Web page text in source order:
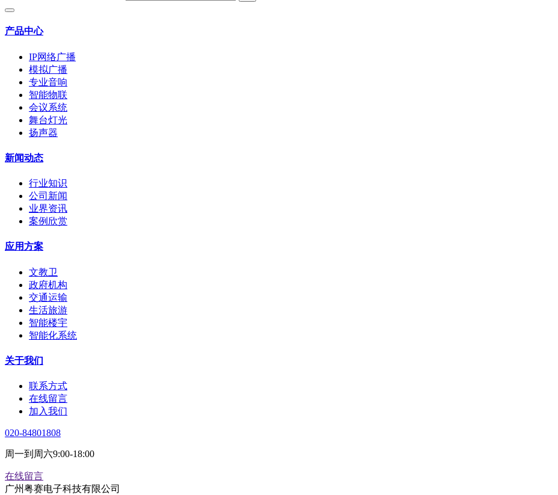
产品中心
IP网络广播
模拟广播
专业音响
智能物联
会议系统
舞台灯光
扬声器
新闻动态
行业知识
公司新闻
业界资讯
案例欣赏
应用方案
文教卫
政府机构
交通运输
生活旅游
智能楼宇
智能化系统
关于我们
联系方式
在线留言
加入我们
020-84801808
周一到周六9:00-18:00
在线留言
广州粤赛电子科技有限公司